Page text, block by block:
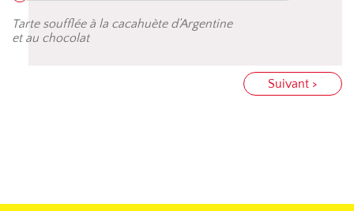
Tarte soufflée à la cacahuète d’Argentine
et au chocolat
Suivant >